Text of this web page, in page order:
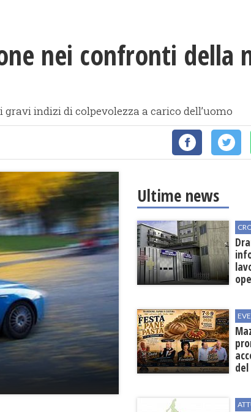
nei confronti della
indizi di colpevolezza a carico dell’uomo
Ultime news
del